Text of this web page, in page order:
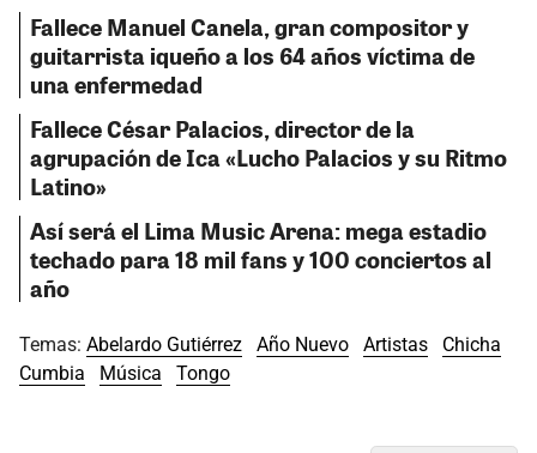
Fallece Manuel Canela, gran compositor y
guitarrista iqueño a los 64 años víctima de
una enfermedad
Fallece César Palacios, director de la
agrupación de Ica «Lucho Palacios y su Ritmo
Latino»
Así será el Lima Music Arena: mega estadio
techado para 18 mil fans y 100 conciertos al
año
Temas: Abelardo Gutiérrez Año Nuevo Artistas
Chicha
Cumbia
Música Tongo